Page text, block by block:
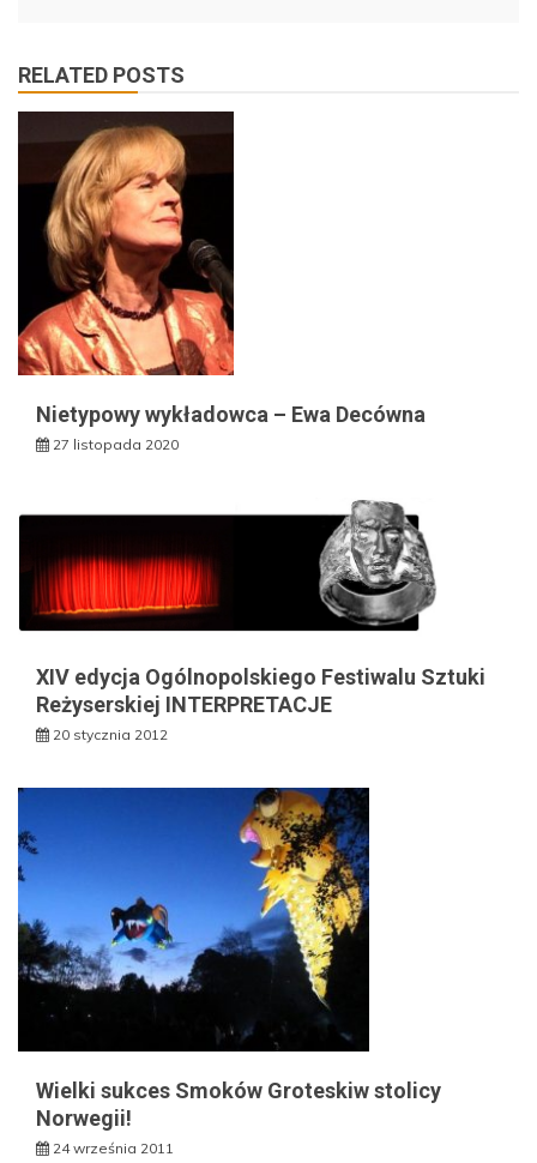
RELATED POSTS
Nietypowy wykładowca – Ewa Decówna
27 listopada 2020
XIV edycja Ogólnopolskiego Festiwalu Sztuki
Reżyserskiej INTERPRETACJE
20 stycznia 2012
Wielki sukces Smoków Groteskiw stolicy
Norwegii!
24 września 2011